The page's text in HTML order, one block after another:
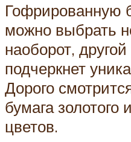
Гофрированную
можно выбрать
наоборот,
подчеркнет
Дорого
бумага золотого
цветов.